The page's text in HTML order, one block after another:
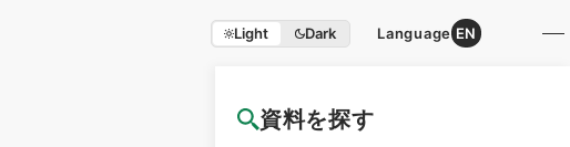
Light Dark Language EN
資料を探す国立公文書館HP利用案内